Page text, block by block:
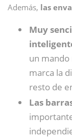
Además, las
Muy
un
marca la
resto de
Las